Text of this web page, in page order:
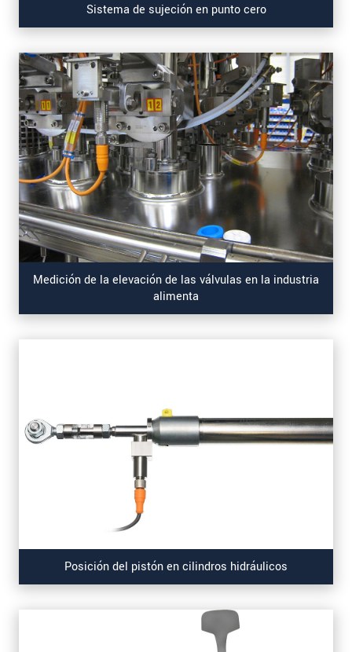
Sistema de sujeción en punto cero
Medición de la elevación de las válvulas en la industria
alimenta
Posición del pistón en cilindros hidráulicos